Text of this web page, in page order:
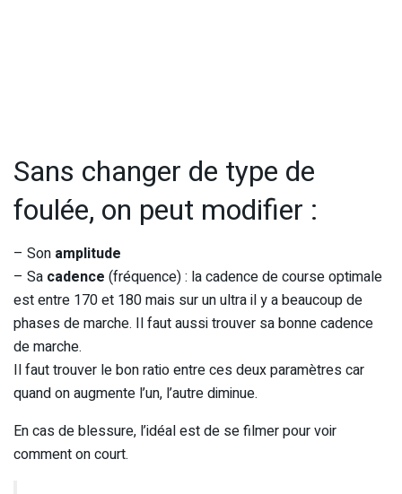
Sans changer de type de
foulée, on peut modifier :
– Son amplitude
– Sa cadence (fréquence) : la cadence de course optimale
est entre 170 et 180 mais sur un ultra il y a beaucoup de
phases de marche. Il faut aussi trouver sa bonne cadence
de marche.
Il faut trouver le bon ratio entre ces deux paramètres car
quand on augmente l’un, l’autre diminue.
En cas de blessure, l’idéal est de se filmer pour voir
comment on court.